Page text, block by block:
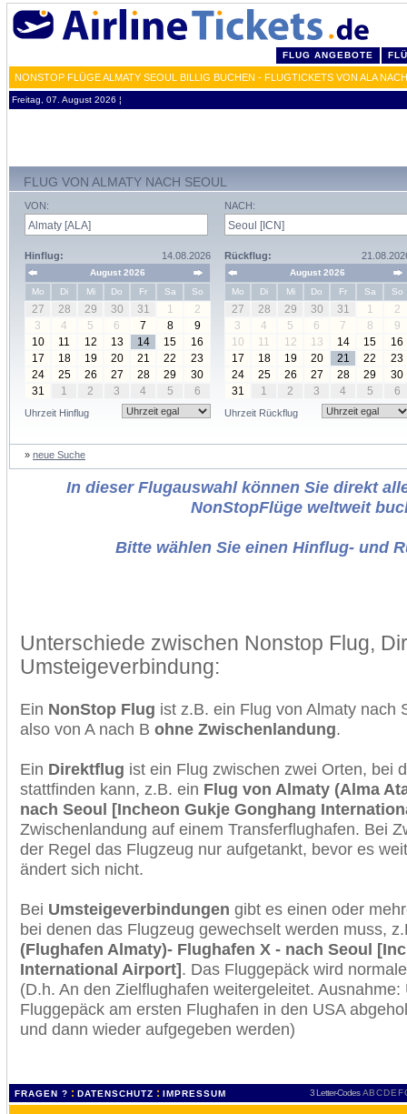
FLUG ANGEBOTE
NONSTOP FLÜGE ALMATY SEOUL BILLIG BUCHEN - FLUGTICKETS VON ALA
Freitag, 07. August 2026 ¦
FLUG VON ALMATY NACH SEOUL
VON:
Hinflug: 14.08.2026
August 2026
Mo
Di Mi Do Fr Sa So
27 28 29 30 31 1
2
3
4 5 6 7 8
9
10
11 12 13 14 15
16
17
18 19 20 21 22
23
24
25 26 27 28 29
30
31
1 2 3 4 5 6
Uhrzeit Hinflug
NACH:
Rückflug:
August 2026
Mo
Di Mi Do Fr Sa So
27 28 29 30 31 1
2
3
4 5 6 7 8
9
10
11 12 13 14 15
16
17
18 19 20 21 22
23
24
25 26 27 28 29
30
31
1 2 3 4 5 6
Uhrzeit Rückflug
» neue Suche
In dieser Flugauswahl können Sie direkt
NonStopFlüge weltweit
Bitte wählen Sie einen Hinflug- und
Unterschiede zwischen Nonstop Flug,
Umsteigeverbindung:
Ein NonStop Flug ist z.B. ein Flug von Almaty nach
also von A nach B ohne Zwischenlandung.
Ein Direktflug ist ein Flug zwischen zwei Orten, bei
stattfinden kann, z.B. ein Flug von Almaty (Alma
nach Seoul [Incheon Gukje Gonghang
Zwischenlandung auf einem Transferflughafen. Bei
der Regel das Flugzeug nur aufgetankt, bevor es
ändert sich nicht.
Bei Umsteigeverbindungen gibt es einen oder
bei denen das Flugzeug gewechselt werden muss,
(Flughafen Almaty)- Flughafen X - nach Seoul
International Airport]. Das Fluggepäck wird
(D.h. An den Zielflughafen weitergeleitet.
Fluggepäck am ersten Flughafen in den USA
und dann wieder aufgegeben werden)
FRAGEN ? : DATENSCHUTZ : IMPRESSUM 3 Letter-Codes ABCDEF